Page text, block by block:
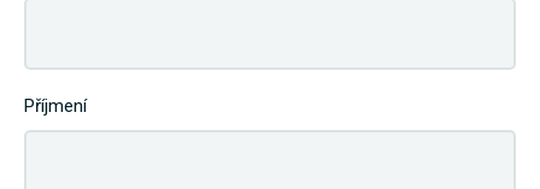
Příjmení